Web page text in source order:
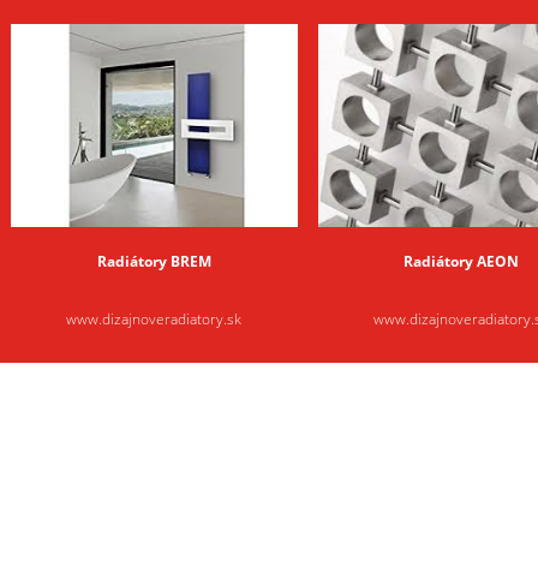
Radiátory BREM
www.dizajnoveradiatory.sk
Radiátory AEON